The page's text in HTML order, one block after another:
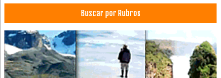
Médicos Gastroenterólogos
Endoscopías
Coloproctología Endoscopía
Médicos Cirugía Digestiva y Laparoscópica
Buscar por Rubros